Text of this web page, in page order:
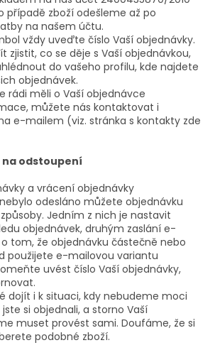
případě zboží odešleme až po
na našem účtu.
vždy uveďte číslo Vaší objednávky.
zjistit, co se děje s Vaší objednávkou,
do vašeho profilu, kde najdete
objednávek.
rádi měli o Vaší objednávce
můžete nás kontaktovat i
e-mailem (viz. stránka s kontakty zde
na odstoupení
a vrácení objednávky
odesláno můžete objednávku
Jedním z nich je nastavit
objednávek, druhým zaslání e-
tom, že objednávku částečně nebo
použijete e-mailovou variantu
uvést číslo Vaší objednávky,
dojít i k situaci, kdy nebudeme moci
si objednali, a storno Vaší
muset provést sami. Doufáme, že si
podobné zboží.